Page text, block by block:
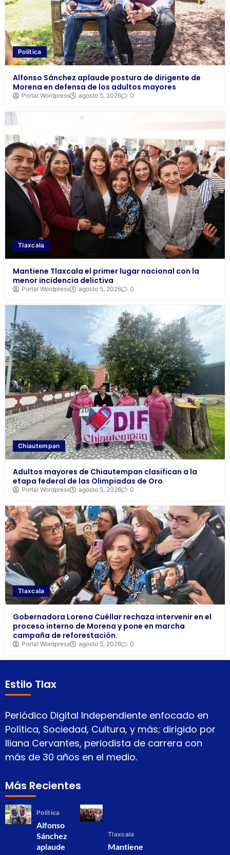
Política
Alfonso Sánchez aplaude postura de dirigente de
Morena en defensa de los adultos mayores
Portal Wordpress agosto 5, 2026 0
Tlaxcala
Mantiene Tlaxcala el primer lugar nacional con la
menor incidencia delictiva
Portal Wordpress agosto 5, 2026 0
Chiautempan
Adultos mayores de Chiautempan clasifican a la
etapa federal de las Olimpiadas de Oro
Portal Wordpress agosto 5, 2026 0
Tlaxcala
Gobernadora Lorena Cuéllar rechaza intervenir en el
proceso interno de Morena y pone en marcha
campaña de reforestación.
Portal Wordpress agosto 5, 2026 0
Estilo Tlax
Periódico Digital Independiente enfocado en
Política, Sociedad, Cultura, y más; dirigido por
Iliana Cervantes, periodista de carrera con
más de 30 años en el medio.
Más Recientes
Política
Alfonso
Sánchez
aplaude
Tlaxcala
Mantiene